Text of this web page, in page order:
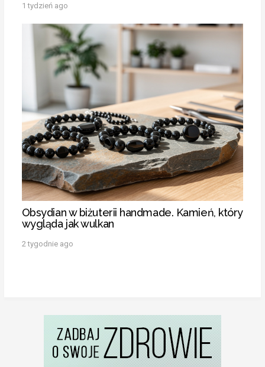
1 tydzień ago
Obsydian w biżuterii handmade. Kamień, który
wygląda jak wulkan
2 tygodnie ago